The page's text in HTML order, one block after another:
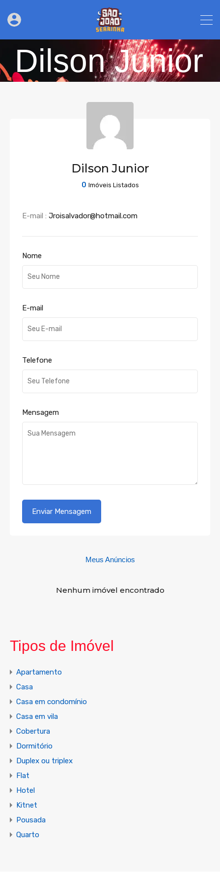
Dilson Junior
Dilson Junior
0 Imóveis Listados
E-mail : Jroisalvador@hotmail.com
Nome
E-mail
Telefone
Mensagem
Meus Anúncios
Nenhum imóvel encontrado
Tipos de Imóvel
Apartamento
Casa
Casa em condomínio
Casa em vila
Cobertura
Dormitório
Duplex ou triplex
Flat
Hotel
Kitnet
Pousada
Quarto